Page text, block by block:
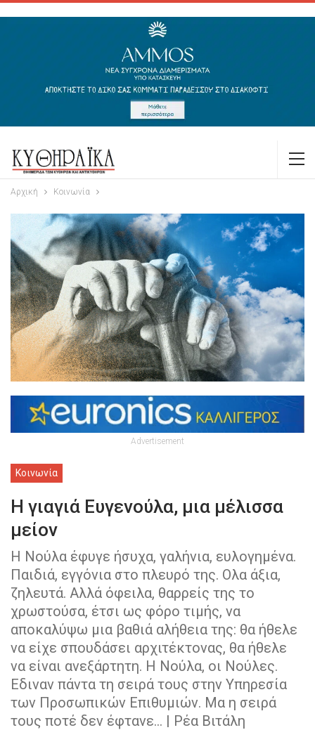
Αρχική Κοινωνία
Advertisement
Κοινωνία
Η γιαγιά Ευγενούλα, μια μέλισσα
μείον
Η Νούλα έφυγε ήσυχα, γαλήνια, ευλογημένα.
Παιδιά, εγγόνια στο πλευρό της. Ολα άξια,
ζηλευτά. Αλλά όφειλα, θαρρείς της το
χρωστούσα, έτσι ως φόρο τιμής, να
αποκαλύψω μια βαθιά αλήθεια της: θα ήθελε
να είχε σπουδάσει αρχιτέκτονας, θα ήθελε
να είναι ανεξάρτητη. Η Νούλα, οι Νούλες.
Εδιναν πάντα τη σειρά τους στην Υπηρεσία
των Προσωπικών Επιθυμιών. Μα η σειρά
τους ποτέ δεν έφτανε… | Ρέα Βιτάλη